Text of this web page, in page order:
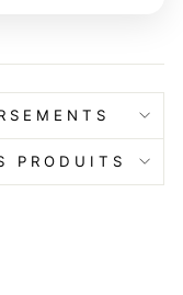
PRODUITS